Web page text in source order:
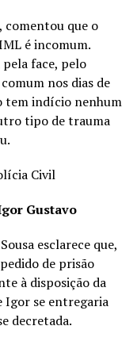
comentou que o
é incomum.
face, pelo
nos dias de
tem indício nenhum
tipo de trauma
Civil
Gustavo
esclarece que,
de prisão
à disposição da
Igor se entregaria
decretada.